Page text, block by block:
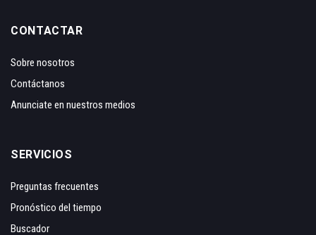
CONTACTAR
Sobre nosotros
Contáctanos
Anunciate en nuestros medios
SERVICIOS
Preguntas frecuentes
Pronóstico del tiempo
Buscador